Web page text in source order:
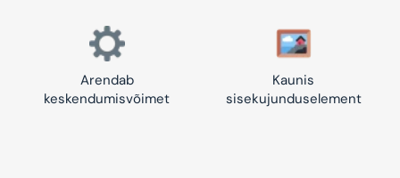
Arendab
keskendumisvõimet
Kaunis
sisekujunduselement